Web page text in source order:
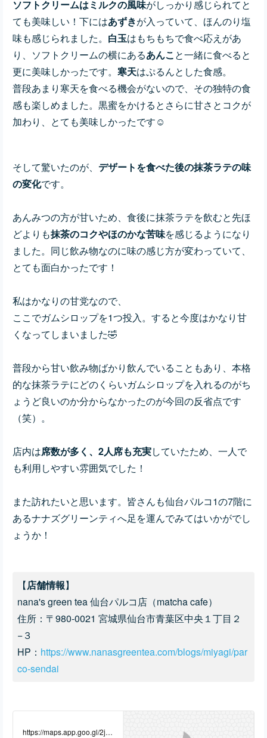
ソフトクリームはミルクの風味がしっかり感じられてと
ても美味しい！下にはあずきが入っていて、ほんのり塩
味も感じられました。 白玉はもちもちで食べ応えがあ
り、ソフトクリームの横にあるあんこと一緒に食べると
更に美味しかったです。 寒天はぷるんとした食感。
普段あまり寒天を食べる機会がないので、その独特の食
感も楽しめました。黒蜜をかけるとさらに甘さとコクが
加わり、とても美味しかったです☺️
そして驚いたのが、 デザートを食べた後の抹茶ラテの味
の変化です。
あんみつの方が甘いため、食後に抹茶ラテを飲むと先ほ
どよりも抹茶のコクやほのかな苦味を感じるようになり
ました。同じ飲み物なのに味の感じ方が変わっていて、
とても面白かったです！
私はかなりの甘党なので、
ここでガムシロップを1つ投入。すると今度はかなり甘
くなってしまいました🤣
普段から甘い飲み物ばかり飲んでいることもあり、本格
的な抹茶ラテにどのくらいガムシロップを入れるのがち
ょうど良いのか分からなかったのが今回の反省点です
（笑）。
店内は席数が多く、2人席も充実していたため、一人で
も利用しやすい雰囲気でした！
また訪れたいと思います。皆さんも仙台パルコ1の7階に
あるナナズグリーンティへ足を運んでみてはいかがでし
ょうか！
【店舗情報】
nana's green tea 仙台パルコ店（matcha cafe）
住所：〒980-0021 宮城県仙台市青葉区中央１丁目２
−３
HP： https://www.nanasgreentea.com/blogs/miyagi/par
co-sendai
https://maps.app.goo.gl/2jD